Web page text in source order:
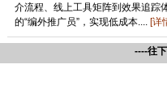
介流程、线上工具矩阵到效果追踪
的“编外推广员”，实现低成本.... [详
----往